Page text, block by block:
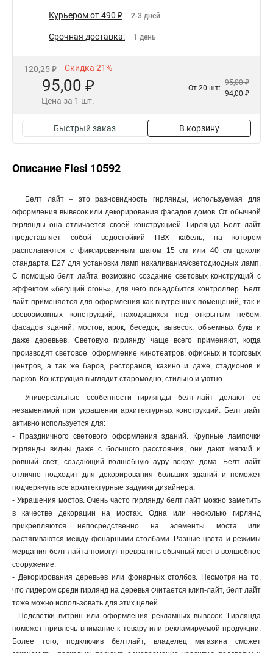
Курьером от 490 ₽ 2-3 дней
Срочная доставка: 1 день
120,25 ₽ Скидка 21%
95,00 ₽
Цена за 1 шт.
От 20 шт:
95,00 ₽
94,00 ₽
Быстрый заказ В корзину
Описание Flesi 10592
Белт лайт – это разновидность гирлянды, используемая для
оформления вывесок или декорирования фасадов домов. От обычной
гирлянды она отличается своей конструкцией. Гирлянда Белт лайт
представляет собой водостойкий ПВХ кабель, на котором
располагаются с фиксированным шагом 15 см или 40 см цоколи
стандарта E27 для установки ламп накаливания/светодиодных ламп.
С помощью белт лайта возможно создание световых конструкций с
эффектом «бегущий огонь», для чего понадобится контроллер. Белт
лайт применяется для оформления как внутренних помещений, так и
всевозможных конструкций, находящихся под открытым небом:
фасадов зданий, мостов, арок, беседок, вывесок, объемных букв и
даже деревьев. Световую гирлянду чаще всего применяют, когда
производят световое оформление кинотеатров, офисных и торговых
центров, а так же баров, ресторанов, казино и даже, стадионов и
парков. Конструкция выглядит старомодно, стильно и уютно.
Универсальные особенности гирлянды белт-лайт делают её
незаменимой при украшении архитектурных конструкций. Белт лайт
активно используется для:
- Праздничного светового оформления зданий. Крупные лампочки
гирлянды видны даже с большого расстояния, они дают мягкий и
ровный свет, создающий волшебную ауру вокруг дома. Белт лайт
отлично подходит для декорирования больших зданий и поможет
подчеркнуть все архитектурные задумки дизайнера.
- Украшения мостов. Очень часто гирлянду белт лайт можно заметить
в качестве декорации на мостах. Одна или несколько гирлянд
прикрепляются непосредственно на элементы моста или
растягиваются между фонарными столбами. Разные цвета и режимы
мерцания белт лайта помогут превратить обычный мост в волшебное
сооружение.
- Декорирования деревьев или фонарных столбов. Несмотря на то,
что лидером среди гирлянд на деревья считается клип-лайт, белт лайт
тоже можно использовать для этих целей.
- Подсветки витрин или оформления рекламных вывесок. Гирлянда
поможет привлечь внимание к товару или рекламируемой продукции.
Более того, подключив белтлайт, владелец магазина сможет